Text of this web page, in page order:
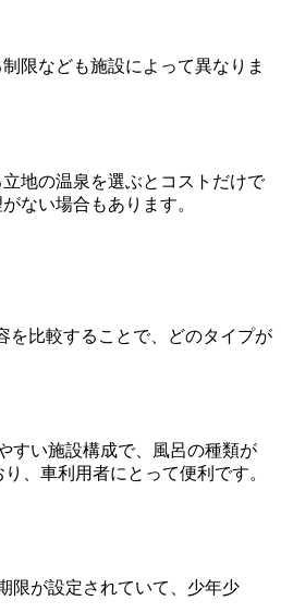
限なども施設によって異なりま
地の温泉を選ぶとコストだけで
ない場合もあります。
を比較することで、どのタイプが
すい施設構成で、風呂の種類が
、車利用者にとって便利です。
限が設定されていて、少年少